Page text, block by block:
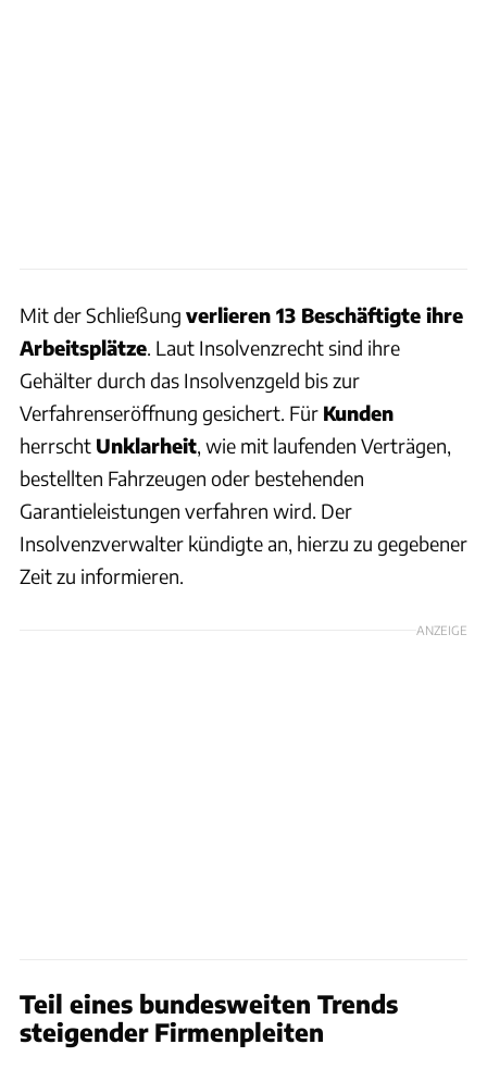
Mit der Schließung verlieren 13 Beschäftigte ihre
Arbeitsplätze. Laut Insolvenzrecht sind ihre
Gehälter durch das Insolvenzgeld bis zur
Verfahrenseröffnung gesichert. Für Kunden
herrscht Unklarheit, wie mit laufenden Verträgen,
bestellten Fahrzeugen oder bestehenden
Garantieleistungen verfahren wird. Der
Insolvenzverwalter kündigte an, hierzu zu gegebener
Zeit zu informieren.
ANZEIGE
Teil eines bundesweiten Trends
steigender Firmenpleiten